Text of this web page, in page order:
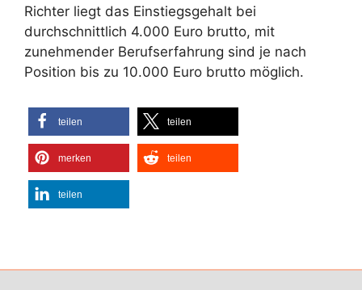
Richter liegt das Einstiegsgehalt bei
durchschnittlich 4.000 Euro brutto, mit
zunehmender Berufserfahrung sind je nach
Position bis zu 10.000 Euro brutto möglich.
teilen teilen
merken teilen
teilen